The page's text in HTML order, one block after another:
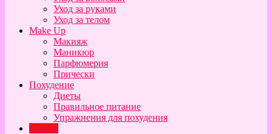
Уход за руками
Уход за телом
Make Up
Макияж
Маникюр
Парфюмерия
Прически
Похудение
Диеты
Правильное питание
Упражнения для похудения
Статьи